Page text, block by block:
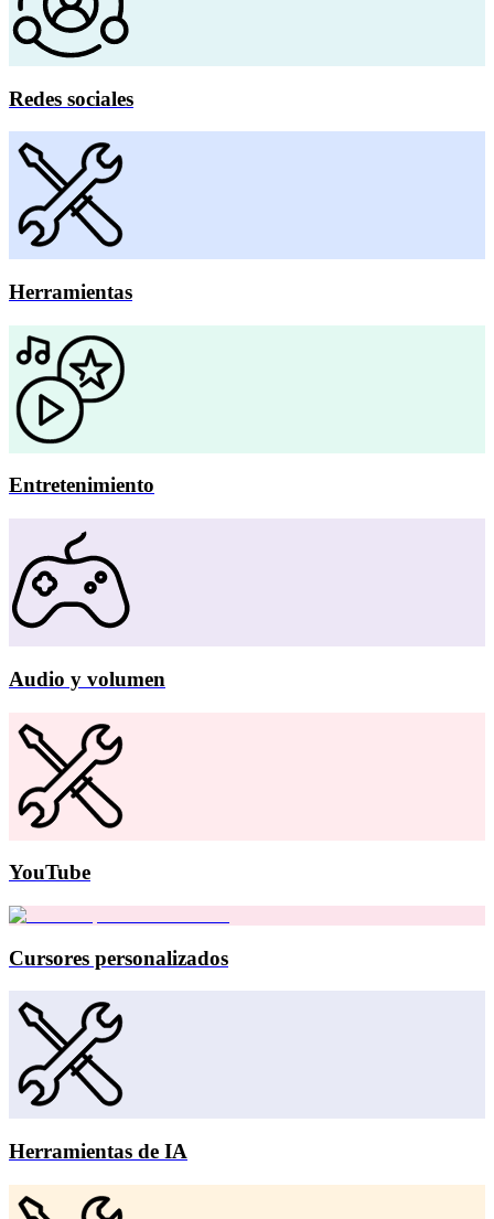
Redes sociales
Herramientas
Entretenimiento
Audio y volumen
YouTube
Cursores personalizados
Herramientas de IA